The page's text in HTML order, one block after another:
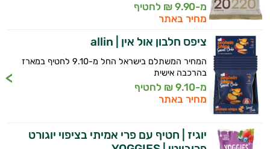
מ-9.90 ₪ לחטיף
מחיר באתר
ציפס חלבון אול אין | allin
המחיר המשתלם בישראל החל מ-9.10 לחטיף במארז
בהרכבה אישית
מ-9.10 ₪ לחטיף
מחיר באתר
יוגיז | חטיף עם פרי אמיתי בציפוי יוגורט